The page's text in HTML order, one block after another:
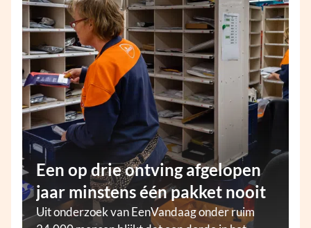
Een op drie ontving afgelopen
jaar minstens één pakket nooit
Uit onderzoek van EenVandaag onder ruim